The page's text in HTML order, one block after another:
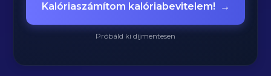
Kalóriaszámítom kalóriabevitelem! →
Próbáld ki díjmentesen